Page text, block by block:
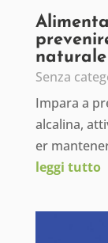
naturale
Senza
Impara a
alcalina,
er
leggi tutto